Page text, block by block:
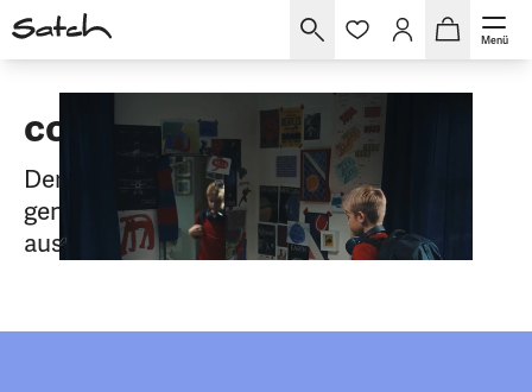
Menü
con:next
Der coole Rucksack, der für die Schule
gemacht ist und trotzdem wie Freizeit
aussieht.